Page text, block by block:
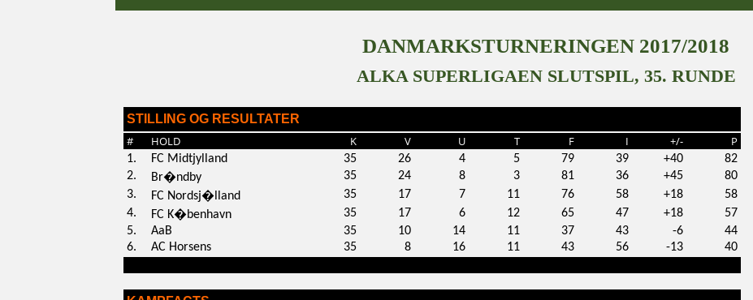
DANMARKSTURNERINGEN 2017/2018
ALKA SUPERLIGAEN SLUTSPIL, 35. RUNDE
STILLING OG RESULTATER
# HOLD K V U T F I +/- P
1. FC Midtjylland 35 26 4 5 79 39 +40
82
2.
Br�ndby 35 24 8 3 81 36 +45
80
3.
FC Nordsj�lland 35 17 7 11 76 58 +18
58
4.
FC K�benhavn 35 17 6 12 65 47 +18
57
5.
AaB 35 10 14 11 37 43 -6
44
6.
AC Horsens 35 8 16 11 43 56 -13 40